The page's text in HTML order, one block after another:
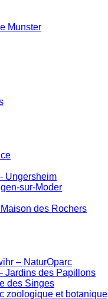
Munster
Ungersheim
sur-Moder
des Rochers
– NaturOparc
Jardins des Papillons
des Singes
zoologique et botanique